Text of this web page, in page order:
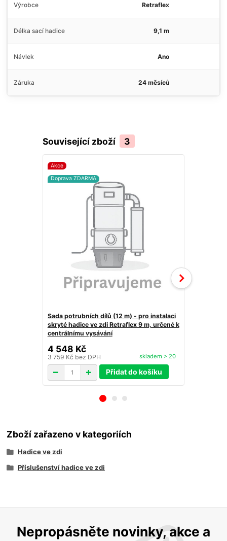
Výrobce Retraflex
Délka sací hadice 9,1 m
Návlek Ano
Záruka 24 měsíců
Související zboží 3
Akce
Doprava ZDARMA
Sada potrubních dílů (12 m) - pro instalaci
skryté hadice ve zdi Retraflex 9 m, určené k
centrálnímu vysávání
4 548 Kč
3 759 Kč bez DPH skladem > 20
Přidat do košíku
Zboží zařazeno v kategoriích
Hadice ve zdi
Příslušenství hadice ve zdi
Nepropásněte novinky, akce a